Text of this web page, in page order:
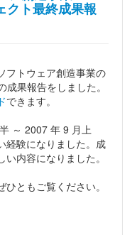
クト最終成果報
フトウェア創造事業の
果報告をしました。
できます。
～ 2007 年 9 月上
経験になりました。成
内容になりました。
ともご覧ください。